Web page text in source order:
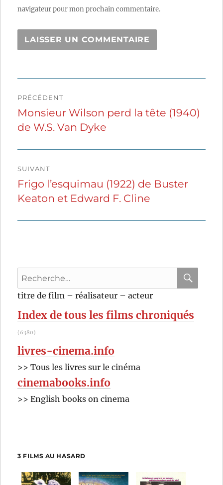
navigateur pour mon prochain commentaire.
de
l’article
PRÉCÉDENT
Publication
précédente :
Monsieur Wilson perd la tête (1940)
de W.S. Van Dyke
SUIVANT
Publication
suivante :
Frigo l’esquimau (1922) de Buster
Keaton et Edward F. Cline
Recherche
pour
:
titre de film – réalisateur – acteur
Index de tous les films chroniqués
(6380)
livres-cinema.info
>> Tous les livres sur le cinéma
cinemabooks.info
>> English books on cinema
3 FILMS AU HASARD